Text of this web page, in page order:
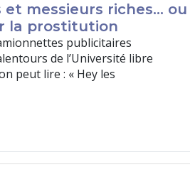
messieurs riches… ou
la prostitution
publicitaires
de l’Université libre
peut lire : « Hey les